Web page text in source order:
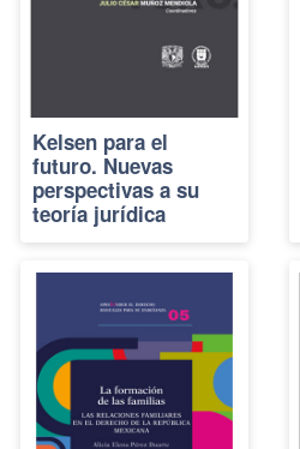
Kelsen para el
futuro. Nuevas
perspectivas a su
teoría jurídica